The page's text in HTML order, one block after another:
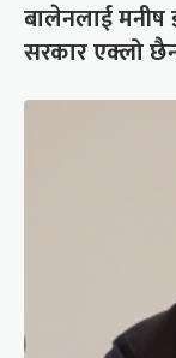
बालेनलाई
सरकार एक्लो